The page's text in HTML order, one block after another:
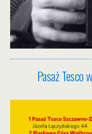
Pasaż Tesco